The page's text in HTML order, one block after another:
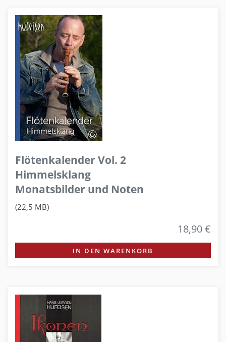
Flötenkalender Vol. 2
Himmelsklang
Monatsbilder und Noten
(22,5 MB)
18,90 €
IN DEN WARENKORB